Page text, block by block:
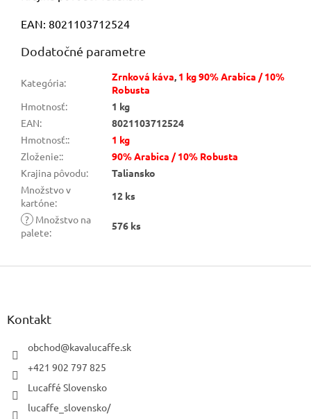
EAN: 8021103712524
Dodatočné parametre
Kategória: Zrnková káva, 1 kg 90% Arabica / 10%
Robusta
Hmotnosť:
1 kg
EAN:
8021103712524
Hmotnosť::
1 kg
Zloženie::
90% Arabica / 10% Robusta
Krajina pôvodu:
Taliansko
Množstvo v
kartóne:
12 ks
? Množstvo na
palete:
576 ks
Z
Kontakt
obchod@kavalucaffe.sk
+421 902 797 825
Lucaffé Slovensko
lucaffe_slovensko/